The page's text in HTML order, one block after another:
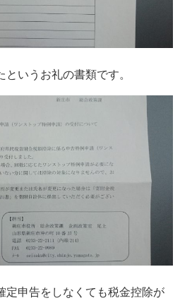
いうお礼の書類です。
定申告をしなくても税金控除が